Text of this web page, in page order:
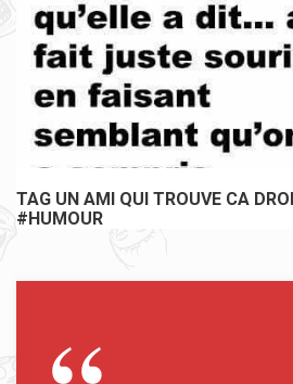
TAG UN AMI QUI TROUVE CA
#HUMOUR